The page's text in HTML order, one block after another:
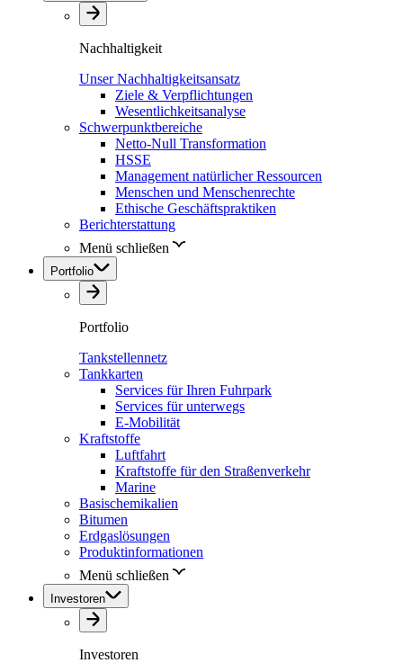
Nachhaltigkeit
Unser Nachhaltigkeitsansatz
Ziele & Verpflichtungen
Wesentlichkeitsanalyse
Schwerpunktbereiche
Netto-Null Transformation
HSSE
Management natürlicher Ressourcen
Menschen und Menschenrechte
Ethische Geschäftspraktiken
Berichterstattung
Menü schließen
Portfolio
Portfolio
Tankstellennetz
Tankkarten
Services für Ihren Fuhrpark
Services für unterwegs
E-Mobilität
Kraftstoffe
Luftfahrt
Kraftstoffe für den Straßenverkehr
Marine
Basischemikalien
Bitumen
Erdgaslösungen
Produktinformationen
Menü schließen
Investoren
Investoren